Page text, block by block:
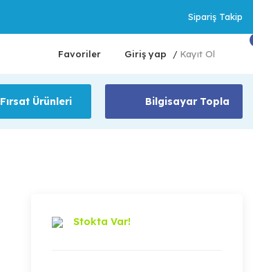
Sipariş Takip
Favoriler Giriş yap / Kayıt Ol
Fırsat Ürünleri Bilgisayar Topla
Stokta Var!